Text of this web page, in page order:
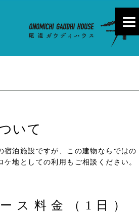
いて
宿泊施設ですが、この建物ならではの
ケ地としての利用もご相談ください。
ス料金（1日）